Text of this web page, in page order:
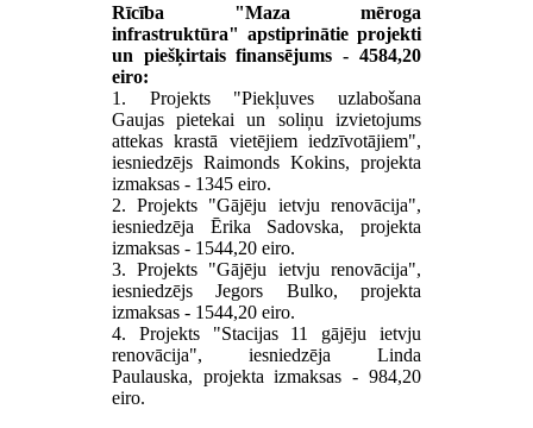
Rīcība "Maza mēroga
infrastruktūra" apstiprinātie projekti
un piešķirtais finansējums - 4584,20
eiro:
1. Projekts "Piekļuves uzlabošana
Gaujas pietekai un soliņu izvietojums
attekas krastā vietējiem iedzīvotājiem",
iesniedzējs Raimonds Kokins, projekta
izmaksas - 1345 eiro.
2. Projekts "Gājēju ietvju renovācija",
iesniedzēja Ērika Sadovska, projekta
izmaksas - 1544,20 eiro.
3.Projekts "Gājēju ietvju renovācija",
iesniedzējsJegors Bulko, projekta
izmaksas - 1544,20 eiro.
4. Projekts "Stacijas 11 gājēju ietvju
renovācija", iesniedzēja Linda
Paulauska, projekta izmaksas - 984,20
eiro.